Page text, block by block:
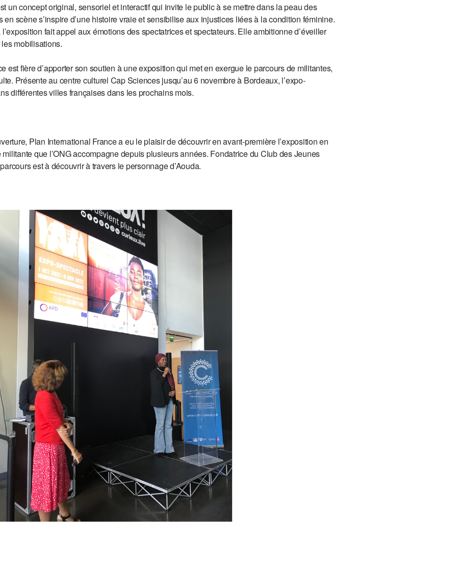
un concept original, sensoriel et interactif qui invite le public à se mettre dans la peau des
scène s’inspire d’une histoire vraie et sensibilise aux injustices liées à la condition féminine.
fait appel aux émotions des spectatrices et spectateurs. Elle ambitionne d’éveiller
mobilisations.
est fière d’apporter son soutien à une exposition qui met en exergue le parcours de militantes,
Présente au centre culturel Cap Sciences jusqu’au 6 novembre à Bordeaux, l’expo-
différentes villes françaises dans les prochains mois.
Plan International France a eu le plaisir de découvrir en avant-première l’exposition en
que l’ONG accompagne depuis plusieurs années. Fondatrice du Club des Jeunes
est à découvrir à travers le personnage d’Aouda.